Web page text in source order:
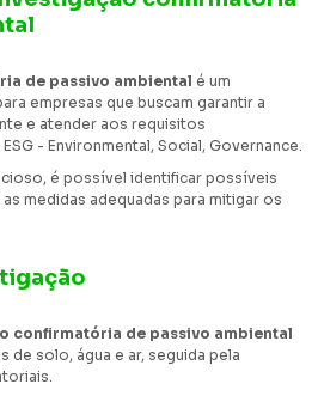
de passivo ambiental é um
empresas que buscam garantir a
e atender aos requisitos
- Environmental, Social, Governance.
é possível identificar possíveis
medidas adequadas para mitigar os
confirmatória de passivo ambiental
de solo, água e ar, seguida pela